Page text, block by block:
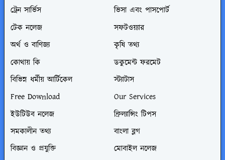
ট্রেন সার্ভিস
ভিসা এবং পাসপোর্ট
টেক নলেজ
সফটওয়্যার
অর্থ ও বাণিজ্য
কৃষি তথ্য
কোথায় কি
ডকুমেন্ট ফরমেট
বিভিন্ন ধর্মীয় আর্টিকেল
স্ট্যাটাস
Free Download
Our Services
ইউটিউব নলেজ
ফ্রিল্যান্সিং টিপস
সমকালীন তথ্য
বাংলা ব্লগ
বিজ্ঞান ও প্রযুক্তি
মোবাইল নলেজ